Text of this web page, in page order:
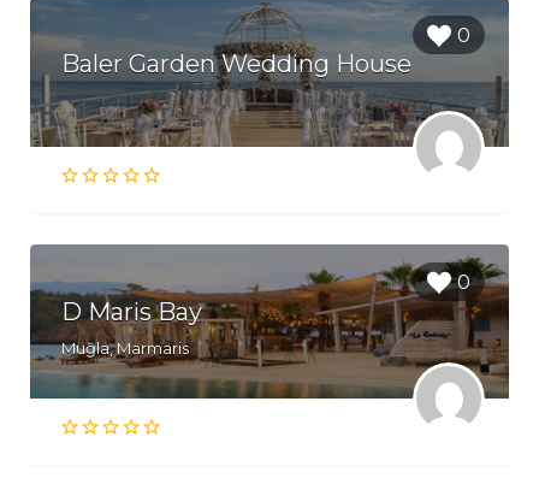
0
Baler Garden Wedding House
0
D Maris Bay
Muğla, Marmaris